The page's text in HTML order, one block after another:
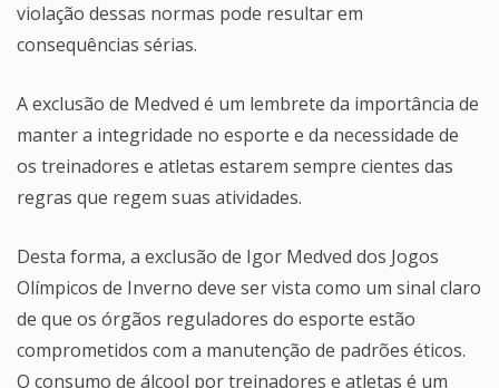
violação dessas normas pode resultar em
consequências sérias.
A exclusão de Medved é um lembrete da importância de
manter a integridade no esporte e da necessidade de
os treinadores e atletas estarem sempre cientes das
regras que regem suas atividades.
Desta forma, a exclusão de Igor Medved dos Jogos
Olímpicos de Inverno deve ser vista como um sinal claro
de que os órgãos reguladores do esporte estão
comprometidos com a manutenção de padrões éticos.
O consumo de álcool por treinadores e atletas é um